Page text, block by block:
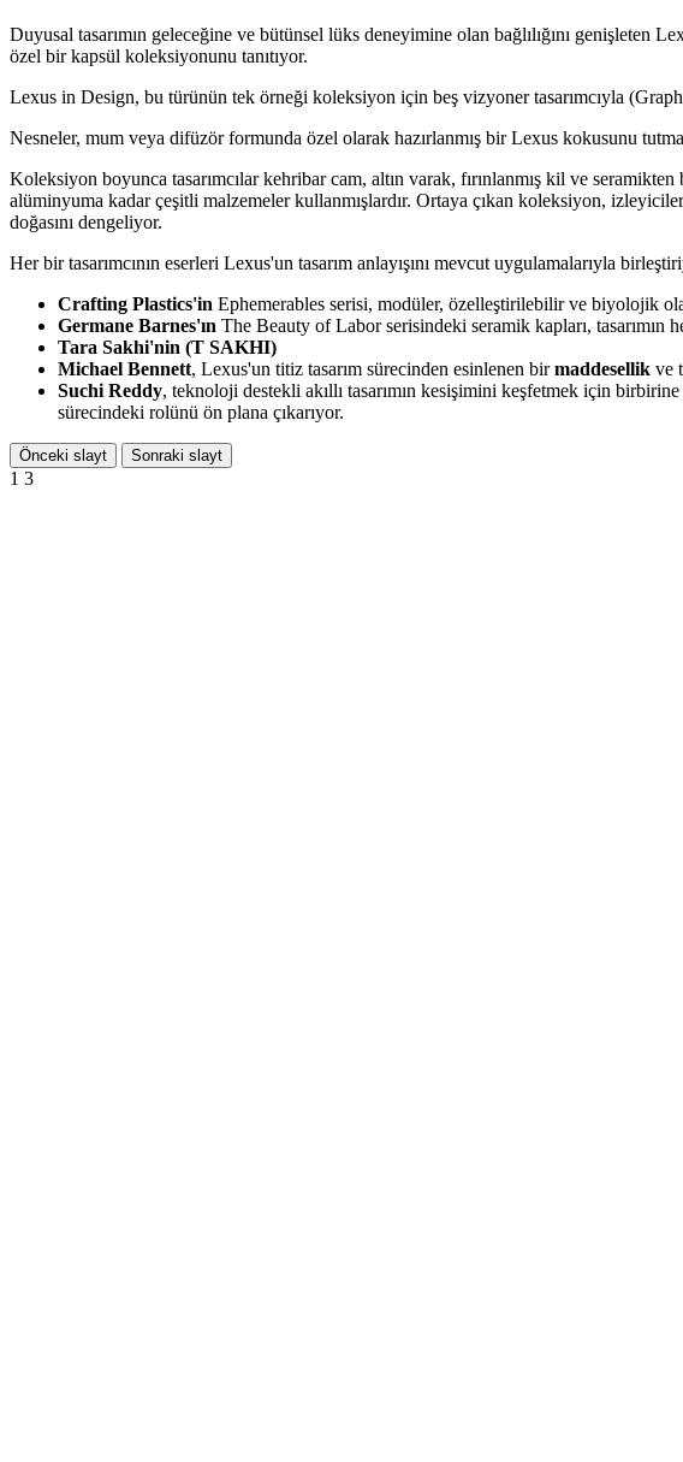
Duyusal tasarımın geleceğine ve bütünsel lüks deneyimine olan bağlılığını genişleten
özel bir kapsül koleksiyonunu tanıtıyor.
Lexus in Design, bu türünün tek örneği koleksiyon için beş vizyoner tasarımcıyla
Nesneler, mum veya difüzör formunda özel olarak hazırlanmış bir Lexus kokusunu
Koleksiyon boyunca tasarımcılar kehribar cam, altın varak, fırınlanmış kil ve
alüminyuma kadar çeşitli malzemeler kullanmışlardır. Ortaya çıkan koleksiyon,
doğasını dengeliyor.
Her bir tasarımcının eserleri Lexus'un tasarım anlayışını mevcut uygulamalarıyla
Crafting Plastics'in Ephemerables serisi, modüler, özelleştirilebilir ve biyolojik
Germane Barnes'ın The Beauty of Labor serisindeki seramik kapları, tasarımın
Tara Sakhi'nin (T SAKHI)
Michael Bennett, Lexus'un titiz tasarım sürecinden esinlenen birmaddesellik ve
Suchi Reddy, teknoloji destekli akıllı tasarımın kesişimini keşfetmek için
sürecindeki rolünü ön plana çıkarıyor.
Önceki slayt Sonraki slayt
1 3